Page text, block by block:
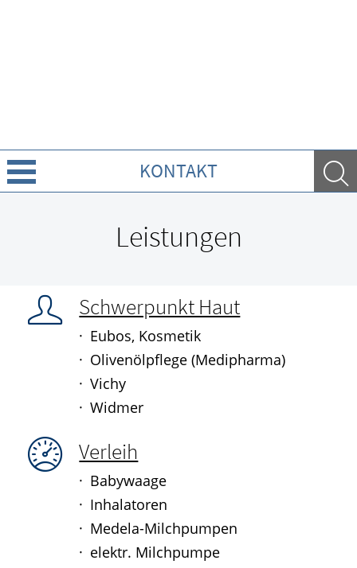
KONTAKT
Krankheiten & Therapie
GESUND IM ALTER
ELTERN UND KIND
Leistungen
Schwerpunkt Haut
Eubos, Kosmetik
Olivenölpflege (Medipharma)
Vichy
Widmer
Verleih
Babywaage
Inhalatoren
Medela-Milchpumpen
elektr. Milchpumpe